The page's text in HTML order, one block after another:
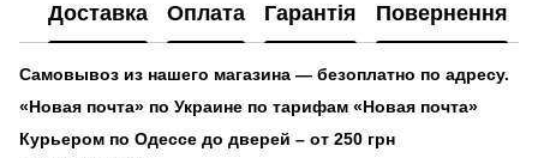
Доставка Оплата Гарантія Повернення
Самовывоз из нашего магазина — безоплатно по адресу.
«Новая почта» по Украине по тарифам «Новая почта»
Курьером по Одессе до дверей – от 250 грн